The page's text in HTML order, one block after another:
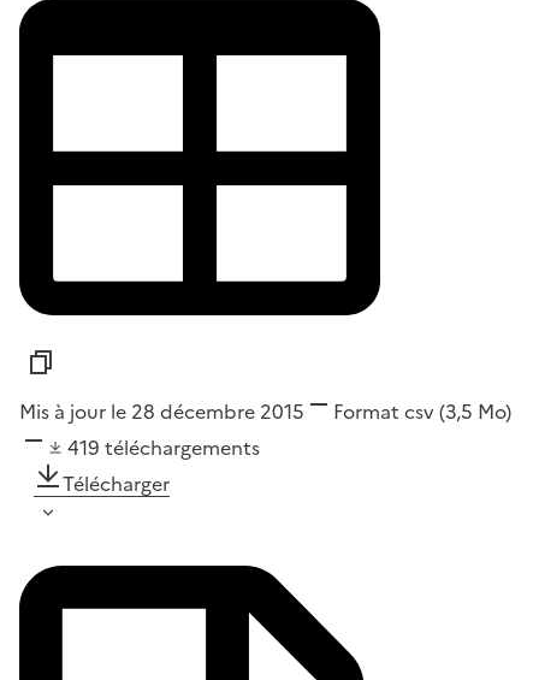
Mis à jour le 28 décembre 2015 Format csv(3,5 Mo)
419 téléchargements
Télécharger